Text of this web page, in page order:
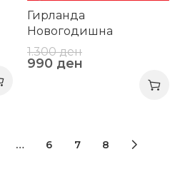
Гирланда
Новогодишна
Магнолија 150 см
1.300ден
990 ден
… 6 7 8